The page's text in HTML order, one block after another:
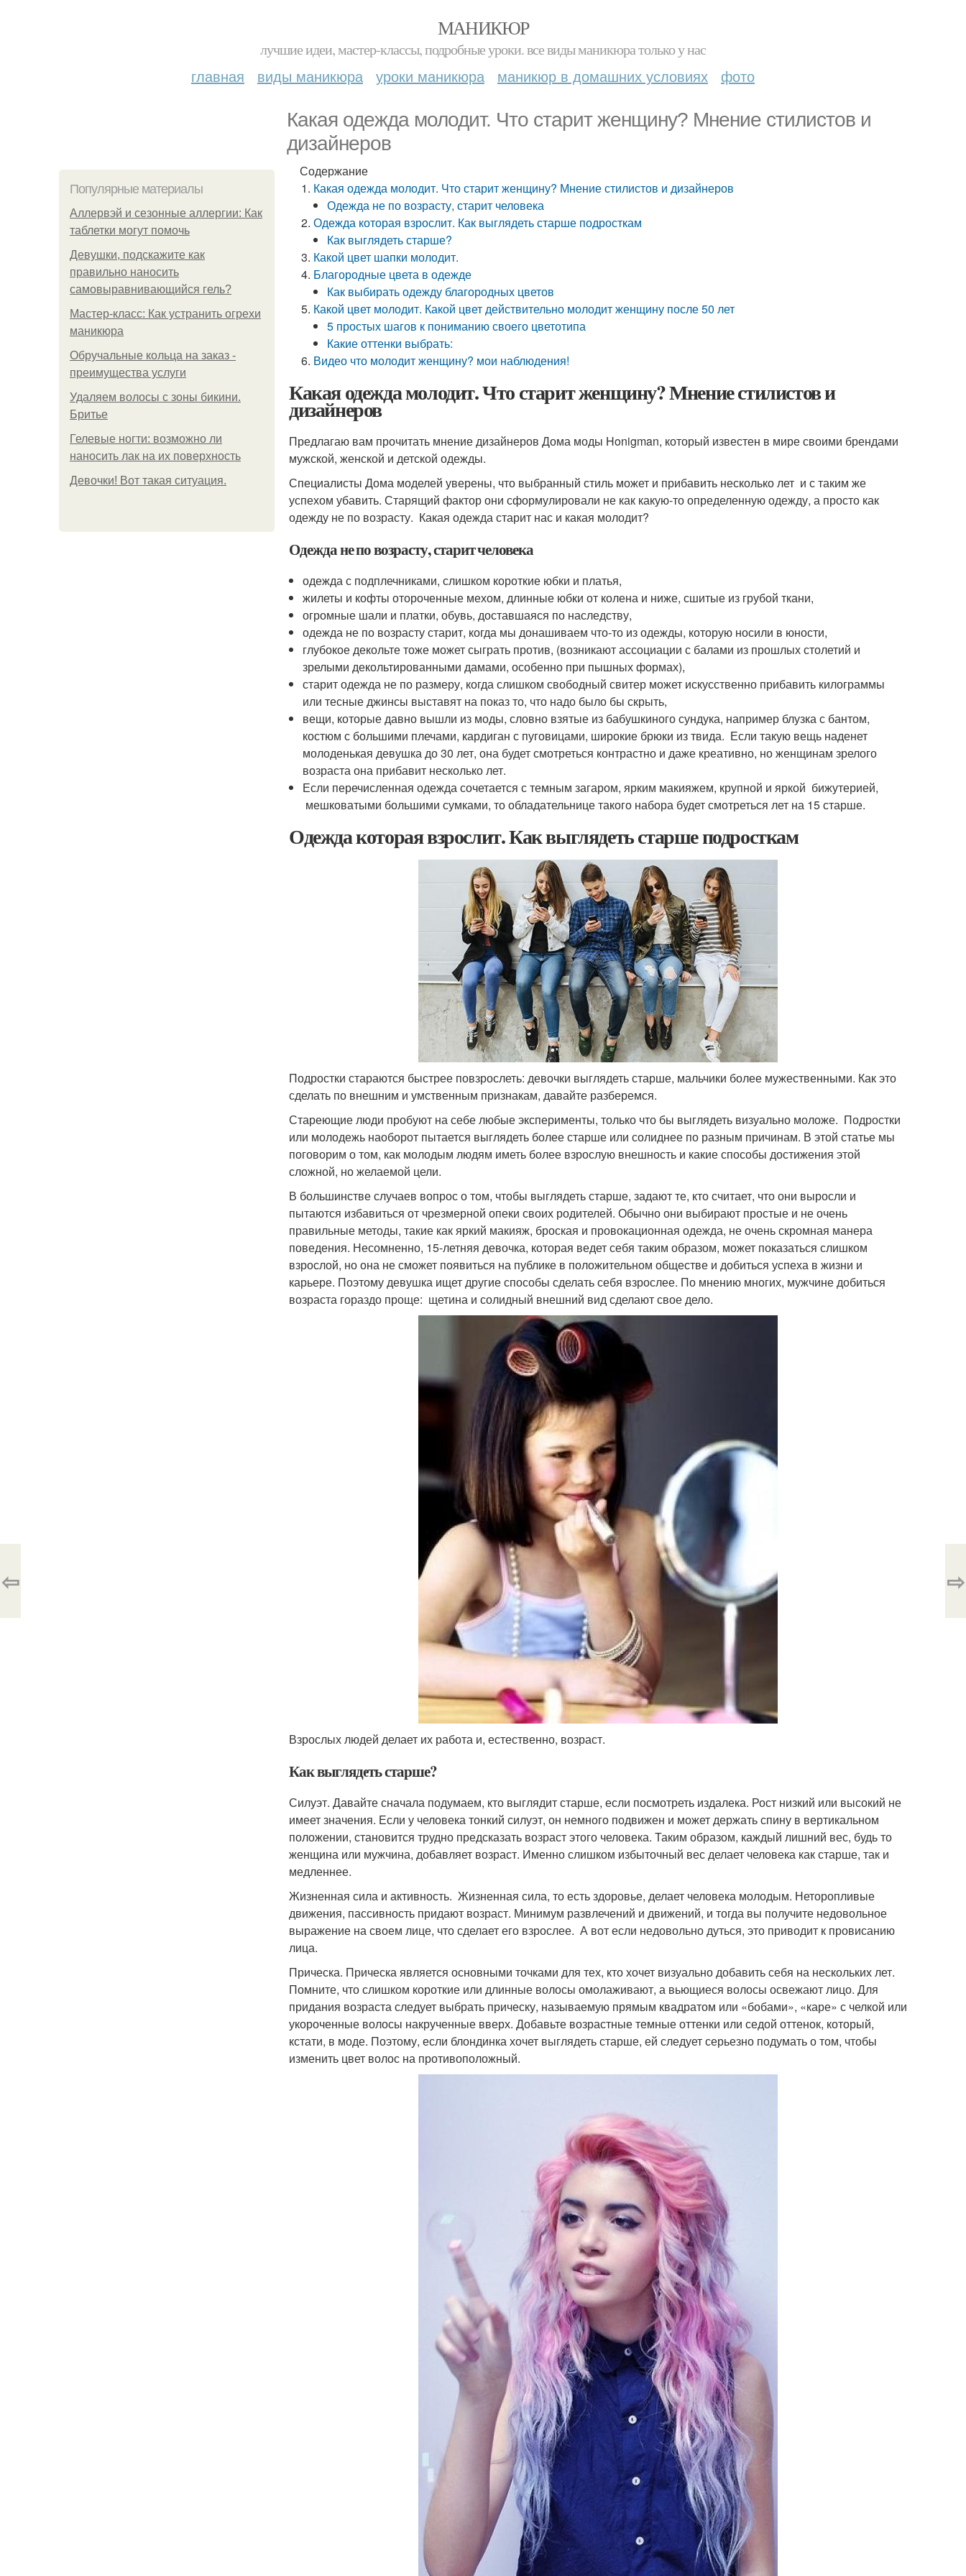
МАНИКЮР
лучшие идеи, мастер-классы, подробные уроки. все виды маникюра только у нас
главная виды маникюра уроки маникюра маникюр в домашних условиях фото
Какая одежда молодит. Что старит женщину? Мнение стилистов и
дизайнеров
Популярные материалы
Аллервэй и сезонные аллергии: Как
таблетки могут помочь
Девушки, подскажите как
правильно наносить
самовыравнивающийся гель?
Мастер-класс: Как устранить огрехи
маникюра
Обручальные кольца на заказ -
преимущества услуги
Удаляем волосы с зоны бикини.
Бритье
Гелевые ногти: возможно ли
наносить лак на их поверхность
Девочки! Вот такая ситуация.
Содержание
Какая одежда молодит. Что старит женщину? Мнение стилистов и дизайнеров
Одежда не по возрасту, старит человека
Одежда которая взрослит. Как выглядеть старше подросткам
Как выглядеть старше?
Какой цвет шапки молодит.
Благородные цвета в одежде
Как выбирать одежду благородных цветов
Какой цвет молодит. Какой цвет действительно молодит женщину после 50 лет
5 простых шагов к пониманию своего цветотипа
Какие оттенки выбрать:
Видео что молодит женщину? мои наблюдения!
Какая одежда молодит. Что старит женщину? Мнение стилистов и
дизайнеров
Предлагаю вам прочитать мнение дизайнеров Дома моды Honigman, который известен в мире своими брендами
мужской, женской и детской одежды.
Специалисты Дома моделей уверены, что выбранный стиль может и прибавить несколько лет и с таким же
успехом убавить. Старящий фактор они сформулировали не как какую-то определенную одежду, а просто как
одежду не по возрасту. Какая одежда старит нас и какая молодит?
Одежда не по возрасту, старит человека
одежда с подплечниками, слишком короткие юбки и платья,
жилеты и кофты отороченные мехом, длинные юбки от колена и ниже, сшитые из грубой ткани,
огромные шали и платки, обувь, доставшаяся по наследству,
одежда не по возрасту старит, когда мы донашиваем что-то из одежды, которую носили в юности,
глубокое декольте тоже может сыграть против, (возникают ассоциации с балами из прошлых столетий и
зрелыми декольтированными дамами, особенно при пышных формах),
старит одежда не по размеру, когда слишком свободный свитер может искусственно прибавить килограммы
или тесные джинсы выставят на показ то, что надо было бы скрыть,
вещи, которые давно вышли из моды, словно взятые из бабушкиного сундука, например блузка с бантом,
костюм с большими плечами, кардиган с пуговицами, широкие брюки из твида. Если такую вещь наденет
молоденькая девушка до 30 лет, она будет смотреться контрастно и даже креативно, но женщинам зрелого
возраста она прибавит несколько лет.
Если перечисленная одежда сочетается с темным загаром, ярким макияжем, крупной и яркой бижутерией,
мешковатыми большими сумками, то обладательнице такого набора будет смотреться лет на 15 старше.
Одежда которая взрослит. Как выглядеть старше подросткам
Подростки стараются быстрее повзрослеть: девочки выглядеть старше, мальчики более мужественными. Как это
сделать по внешним и умственным признакам, давайте разберемся.
Стареющие люди пробуют на себе любые эксперименты, только что бы выглядеть визуально моложе. Подростки
или молодежь наоборот пытается выглядеть более старше или солиднее по разным причинам. В этой статье мы
поговорим о том, как молодым людям иметь более взрослую внешность и какие способы достижения этой
сложной, но желаемой цели.
В большинстве случаев вопрос о том, чтобы выглядеть старше, задают те, кто считает, что они выросли и
пытаются избавиться от чрезмерной опеки своих родителей. Обычно они выбирают простые и не очень
правильные методы, такие как яркий макияж, броская и провокационная одежда, не очень скромная манера
поведения. Несомненно, 15-летняя девочка, которая ведет себя таким образом, может показаться слишком
взрослой, но она не сможет появиться на публике в положительном обществе и добиться успеха в жизни и
карьере. Поэтому девушка ищет другие способы сделать себя взрослее. По мнению многих, мужчине добиться
возраста гораздо проще: щетина и солидный внешний вид сделают свое дело.
Взрослых людей делает их работа и, естественно, возраст.
Как выглядеть старше?
Силуэт. Давайте сначала подумаем, кто выглядит старше, если посмотреть издалека. Рост низкий или высокий не
имеет значения. Если у человека тонкий силуэт, он немного подвижен и может держать спину в вертикальном
положении, становится трудно предсказать возраст этого человека. Таким образом, каждый лишний вес, будь то
женщина или мужчина, добавляет возраст. Именно слишком избыточный вес делает человека как старше, так и
медленнее.
Жизненная сила и активность. Жизненная сила, то есть здоровье, делает человека молодым. Неторопливые
движения, пассивность придают возраст. Минимум развлечений и движений, и тогда вы получите недовольное
выражение на своем лице, что сделает его взрослее. А вот если недовольно дуться, это приводит к провисанию
лица.
Прическа. Прическа является основными точками для тех, кто хочет визуально добавить себя на нескольких лет.
Помните, что слишком короткие или длинные волосы омолаживают, а вьющиеся волосы освежают лицо. Для
придания возраста следует выбрать прическу, называемую прямым квадратом или «бобами», «каре» с челкой или
укороченные волосы накрученные вверх. Добавьте возрастные темные оттенки или седой оттенок, который,
кстати, в моде. Поэтому, если блондинка хочет выглядеть старше, ей следует серьезно подумать о том, чтобы
изменить цвет волос на противоположный.
⇦ ⇨